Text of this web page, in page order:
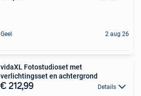
Geel 2 aug 26
vidaXL Fotostudioset met
verlichtingsset en achtergrond
€ 212,99 Details